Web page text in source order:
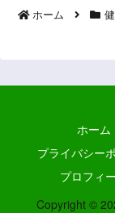
ホーム
ホーム
プライバシー
プロフィ
Copyright ©